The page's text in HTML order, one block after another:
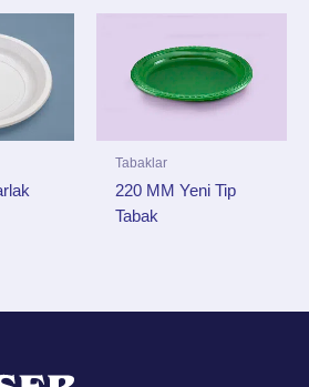
Tabaklar
220 MM Yeni Tip
Tabak